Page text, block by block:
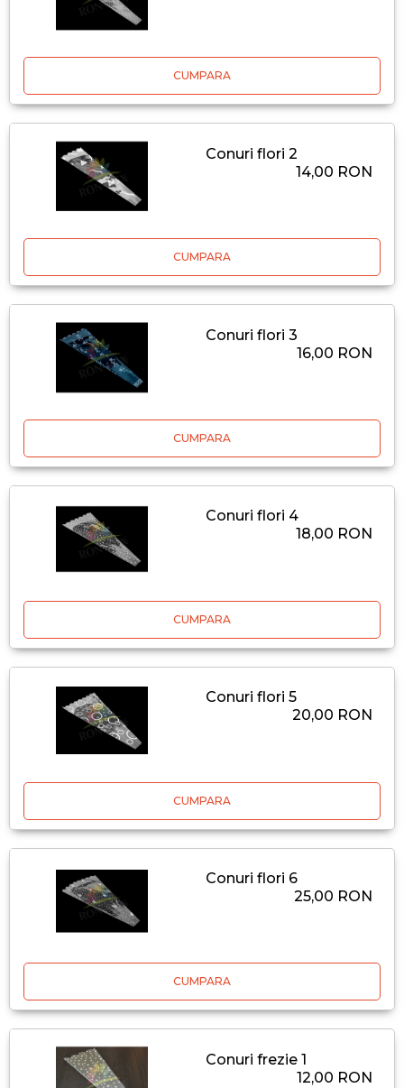
CUMPARA
Conuri flori 2
14,00 RON
CUMPARA
Conuri flori 3
16,00 RON
CUMPARA
Conuri flori 4
18,00 RON
CUMPARA
Conuri flori 5
20,00 RON
CUMPARA
Conuri flori 6
25,00 RON
CUMPARA
Conuri frezie 1
12,00 RON